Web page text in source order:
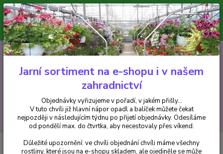
Minimální hodnota pro odeslání z e-shopu je 300 Kč.
V tuto chvíli již hlavní nápor objednávek opadl a balíček můžete čekat
nejpozději v následujícím týdnu po přijetí objednávky. Objednávky
vyřizujeme v pořadí, v jakém přišly...
CZK
Hledat
+420 602 223 614 0ks
za0 Kč
Fuchsie
Whiteknight,s Amethyst -mrazuvzdorná - cena na
prodejně
Jarní sortiment na e-shopu i v našem
zahradnictví
Objednávky vyřizujeme v pořadí, v jakém přišly...
V tuto chvíli již hlavní nápor opadl a balíček můžete čekat
nejpozději v následujícím týdnu po přijetí objednávky. Odesíláme
od pondělí max. do čtvrtka, aby necestovaly přes víkend.
Důležité upozornění: ve chvíli objednání chvíli máme všechny
rostliny, které jsou na e-shopu skladem, ale ojediněle se může